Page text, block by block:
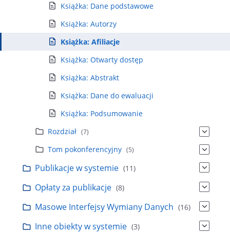
Książka: Dane podstawowe
Książka: Autorzy
Książka: Afiliacje
Książka: Otwarty dostęp
Książka: Abstrakt
Książka: Dane do ewaluacji
Książka: Podsumowanie
Rozdział (7)
Tom pokonferencyjny (5)
Publikacje w systemie (11)
Opłaty za publikacje (8)
Masowe Interfejsy Wymiany Danych (16)
Inne obiekty w systemie (3)